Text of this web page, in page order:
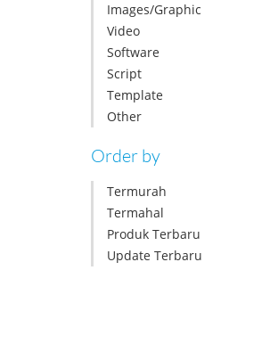
Images/Graphic
Video
Software
Script
Template
Other
Order by
Termurah
Termahal
Produk Terbaru
Update Terbaru